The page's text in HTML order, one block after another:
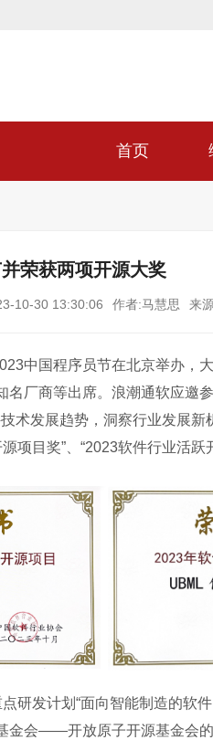
首页
荣获两项开源大奖
10-30 13:30:06 作者:马慧思 来
中国程序员节在北京举办，大
厂商等出席。浪潮通软应邀
术发展趋势，洞察行业发展
项目奖”、“2023软件行业活跃
发计划“面向智能制造的软件
金会——开放原子开源基金会的